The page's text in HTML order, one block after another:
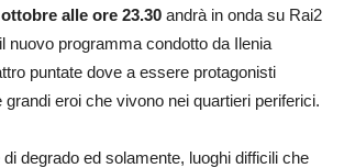
alle ore 23.30 andrà in onda su Rai2
nuovo programma condotto da Ilenia
puntate dove a essere protagonisti
eroi che vivono nei quartieri periferici.
degrado ed solamente, luoghi difficili che